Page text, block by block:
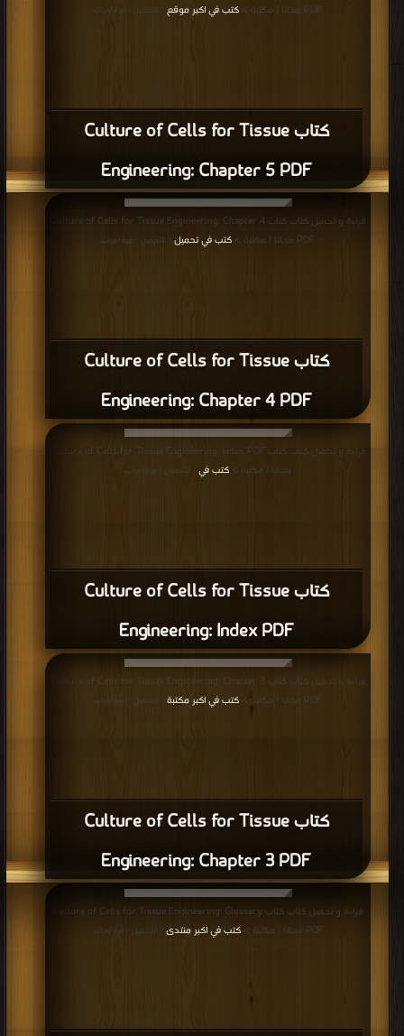
كتاب Culture of Cells for Tissue
Engineering: Chapter 5 PDF
PDF مجانا | مكتبة > كتب في اكبر موقع | التحميل : مرة/مرات
كتاب Culture of Cells for Tissue
Engineering: Chapter 4 PDF
قراءة و تحميل كتاب كتاب Culture of Cells for Tissue Engineering: Chapter 4
PDF مجانا | مكتبة >
كتب في تحميل | التحميل : مرة/مرات
كتاب Culture of Cells for Tissue
Engineering: Index PDF
قراءة و تحميل كتاب كتاب Culture of Cells for Tissue Engineering: Index PDF
مجانا | مكتبة >كتب في | التحميل : مرة/مرات
كتاب Culture of Cells for Tissue
Engineering: Chapter 3 PDF
قراءة و تحميل كتاب كتاب Culture of Cells for Tissue Engineering: Chapter 3
PDF مجانا | مكتبة >
كتب في اكبر مكتبة | التحميل : مرة/مرات
قراءة و تحميل كتاب كتاب Culture of Cells for Tissue Engineering: Glossary
PDF مجانا | مكتبة >
كتب في اكبر منتدى | التحميل : مرة/مرات